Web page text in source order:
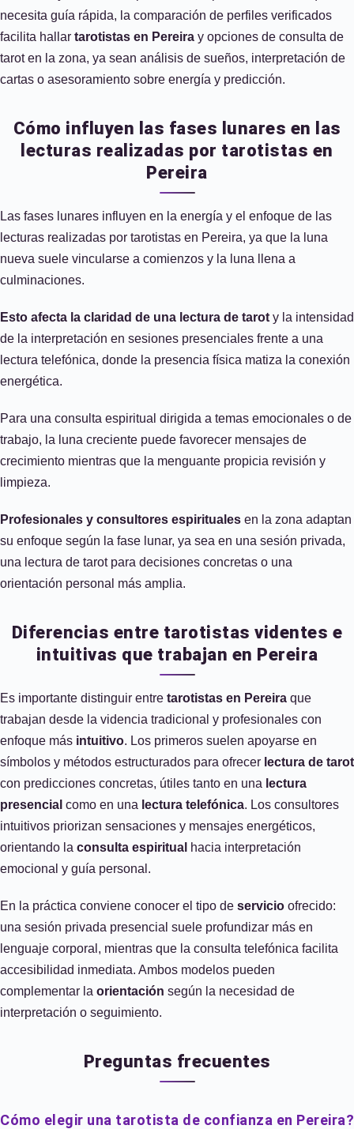
necesita guía rápida, la comparación de perfiles verificados
facilita hallar tarotistas en Pereira y opciones de consulta de
tarot en la zona, ya sean análisis de sueños, interpretación de
cartas o asesoramiento sobre energía y predicción.
Cómo influyen las fases lunares en las
lecturas realizadas por tarotistas en
Pereira
Las fases lunares influyen en la energía y el enfoque de las
lecturas realizadas por tarotistas en Pereira, ya que la luna
nueva suele vincularse a comienzos y la luna llena a
culminaciones.
Esto afecta la claridad de una lectura de tarot y la intensidad
de la interpretación en sesiones presenciales frente a una
lectura telefónica, donde la presencia física matiza la conexión
energética.
Para una consulta espiritual dirigida a temas emocionales o de
trabajo, la luna creciente puede favorecer mensajes de
crecimiento mientras que la menguante propicia revisión y
limpieza.
Profesionales y consultores espirituales en la zona adaptan
su enfoque según la fase lunar, ya sea en una sesión privada,
una lectura de tarot para decisiones concretas o una
orientación personal más amplia.
Diferencias entre tarotistas videntes e
intuitivas que trabajan en Pereira
Es importante distinguir entre tarotistas en Pereira que
trabajan desde la videncia tradicional y profesionales con
enfoque más intuitivo. Los primeros suelen apoyarse en
símbolos y métodos estructurados para ofrecer lectura de tarot
con predicciones concretas, útiles tanto en una lectura
presencial como en una lectura telefónica. Los consultores
intuitivos priorizan sensaciones y mensajes energéticos,
orientando la consulta espiritual hacia interpretación
emocional y guía personal.
En la práctica conviene conocer el tipo de servicio ofrecido:
una sesión privada presencial suele profundizar más en
lenguaje corporal, mientras que la consulta telefónica facilita
accesibilidad inmediata. Ambos modelos pueden
complementar la orientación según la necesidad de
interpretación o seguimiento.
Preguntas frecuentes
Cómo elegir una tarotista de confianza en Pereira?